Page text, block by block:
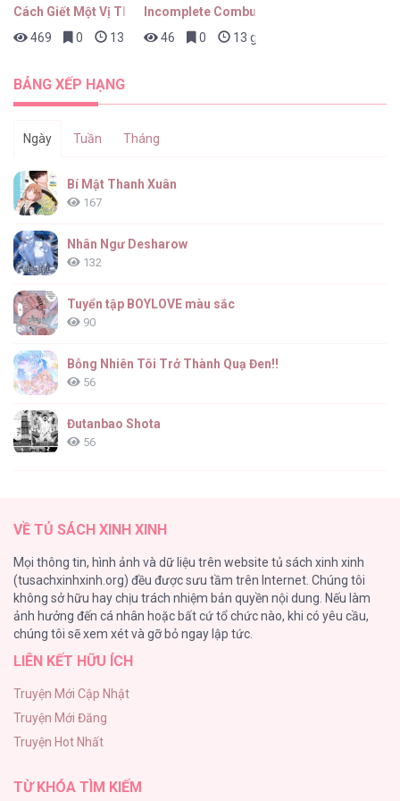
14
13
11
Chuyện Của Yang Il Woo Và Tôi [...] – Chap
Cách Giết Một Vị Thân
469
0 13 giờ trước
Incomplete Combustion
46
0 13 giờ trước
BẢNG XẾP HẠNG
Ngày Tuần Tháng
Bí Mật Thanh Xuân
167
Nhân Ngư Desharow
132
Tuyển tập BOYLOVE màu sắc
90
Bỗng Nhiên Tôi Trở Thành Quạ Đen!!
56
Đutanbao Shota
56
54
Một Đêm Nọ Đột Nhiên Yandere Tới!
51
Cách Khiến Phu Quân Đứng Về Phía Tôi
ONESHOT CHỊCH VỒN CHỊCH VÃ
47
VỀ TỦ SÁCH XINH XINH
Mọi thông tin, hình ảnh và dữ liệu trên website tủ sách xinh xinh
(tusachxinhxinh.org) đều được sưu tầm trên Internet. Chúng tôi
không sở hữu hay chịu trách nhiệm bản quyền nội dung. Nếu làm
ảnh hưởng đến cá nhân hoặc bất cứ tổ chức nào, khi có yêu cầu,
chúng tôi sẽ xem xét và gỡ bỏ ngay lập tức.
LIÊN KẾT HỮU ÍCH
Truyện Mới Cập Nhật
Truyện Mới Đăng
Truyện Hot Nhất
TỪ KHÓA TÌM KIẾM